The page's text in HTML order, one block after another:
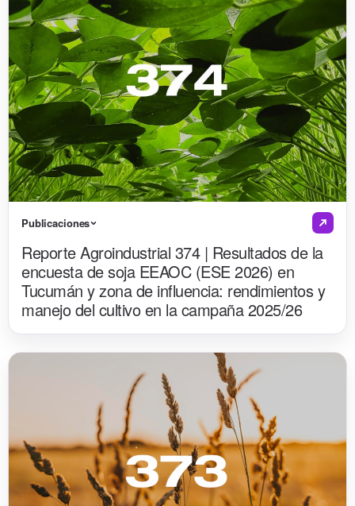
Publicaciones
Reporte Agroindustrial 374 | Resultados de la
encuesta de soja EEAOC (ESE 2026) en
Tucumán y zona de influencia: rendimientos y
manejo del cultivo en la campaña 2025/26